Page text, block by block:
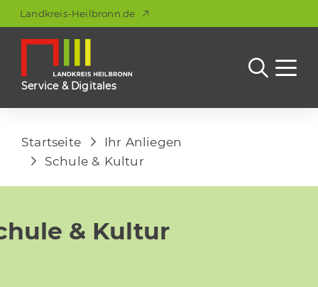
Landkreis-Heilbronn.de
Service & Digitales
Startseite
Ihr Anliegen
Schule & Kultur
& Kultur